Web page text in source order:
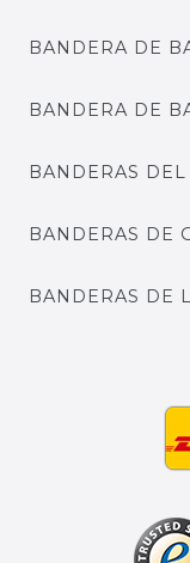
BANDERA DE
BANDERA DE
BANDERAS
BANDERAS DE
BANDERAS DE